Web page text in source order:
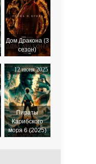
Дом Дракона (3
сезон)
12 июня 2025
Пираты
Карибского
моря 6 (2025)